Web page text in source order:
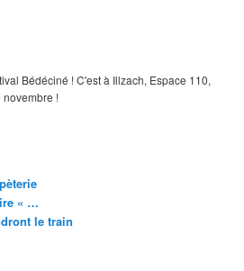
Bédéciné ! C'est à Illzach, Espace 110,
!
« …
le train